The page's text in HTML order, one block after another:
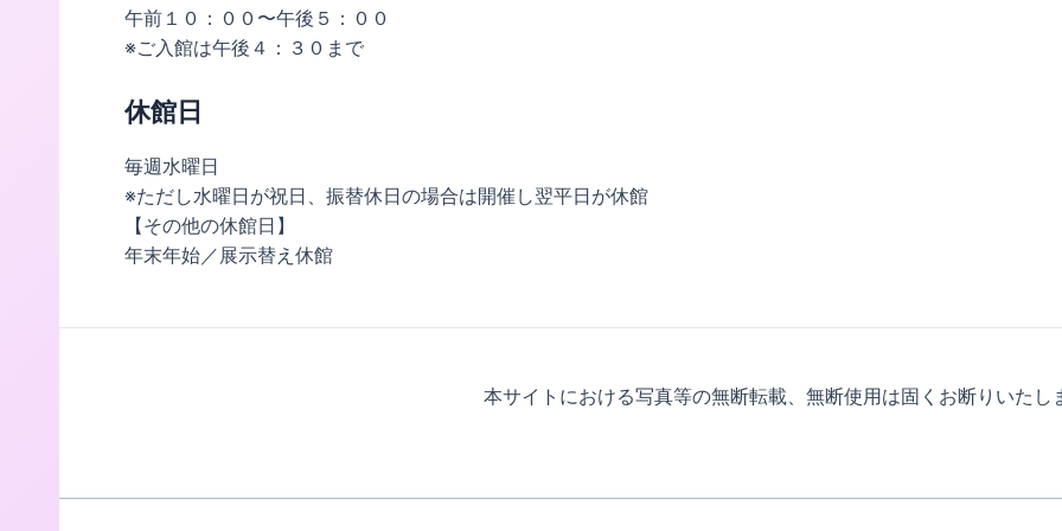
午前１０：００〜午後５：００
※ご入館は午後４：３０まで
休館日
毎週水曜日
※ただし水曜日が祝日、振替休日の場合は開催し翌平日が休館
【その他の休館日】
年末年始／展示替え休館
本サイトにおける写真等の無断転載、無断使用は固くお断りいたし